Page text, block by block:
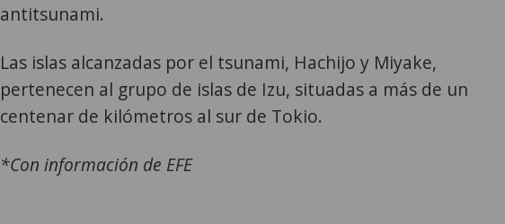
antitsunami.
Las islas alcanzadas por el tsunami, Hachijo y Miyake,
pertenecen al grupo de islas de Izu, situadas a más de un
centenar de kilómetros al sur de Tokio.
*Con información de EFE